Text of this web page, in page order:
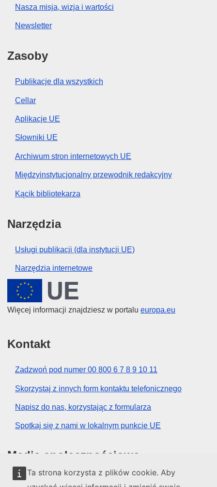
Ta strona korzysta z plików cookie. Aby
Nasza misja, wizja i wartości
Newsletter
Zasoby
Publikacje dla wszystkich
Cellar
Aplikacje UE
Słowniki UE
Archiwum stron internetowych UE
Międzyinstytucjonalny przewodnik redakcyjny
Kącik bibliotekarza
Narzędzia
Usługi publikacji (dla instytucji UE)
Narzędzia internetowe
Unia Europejska
Więcej informacji znajdziesz w portalu europa.eu
Kontakt
Zadzwoń pod numer 00 800 6 7 8 9 10 11
Skorzystaj z innych form kontaktu telefonicznego
Napisz do nas, korzystając z formularza
Spotkaj się z nami w lokalnym punkcie UE
Media społecznościowe
Obserwuj UE w mediach społecznościowych